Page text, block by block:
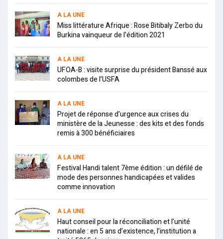
A LA UNE
Miss littérature Afrique : Rose Bitibaly Zerbo du
Burkina vainqueur de l’édition 2021
A LA UNE
UFOA-B : visite surprise du président Banssé aux
colombes de l’USFA
A LA UNE
Projet de réponse d’urgence aux crises du
ministère de la Jeunesse : des kits et des fonds
remis à 300 bénéficiaires
A LA UNE
Festival Handi talent 7ème édition : un défilé de
mode des personnes handicapées et valides
comme innovation
A LA UNE
Haut conseil pour la réconciliation et l’unité
nationale : en 5 ans d’existence, l’institution a